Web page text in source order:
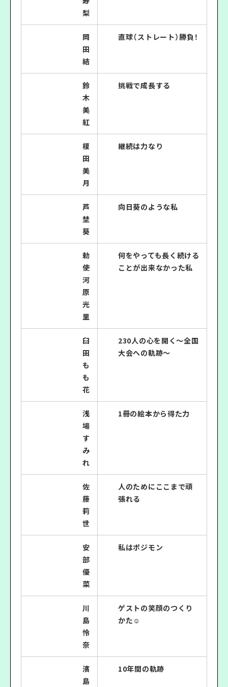
梨
岡
田
結
直球（ストレート）勝負！
鈴
木
美
紅
挑戦で成長する
榎
田
美
月
継続は力なり
芦
埜
葵
向日葵のような私
勅
使
河
原
光
里
何をやっても長く続ける
ことが出来なかった私
臼
田
も
も
花
230人の心を開く〜全国
大会への軌跡〜
浅
場
す
み
れ
1冊の絵本から得た力
佐
藤
莉
世
人のためにここまで頑
張れる
安
部
優
菜
私はポジモン
川
島
怜
奈
ゲストの笑顔のつくり
かた☺︎︎
濱
島
10年間の軌跡